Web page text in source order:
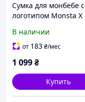
Сумка для монбебе с
логотипом Monsta X
В наличии
от 183₴/мес
1 099₴
Купить